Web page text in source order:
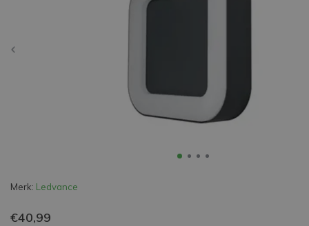
Merk: Ledvance
€40,99